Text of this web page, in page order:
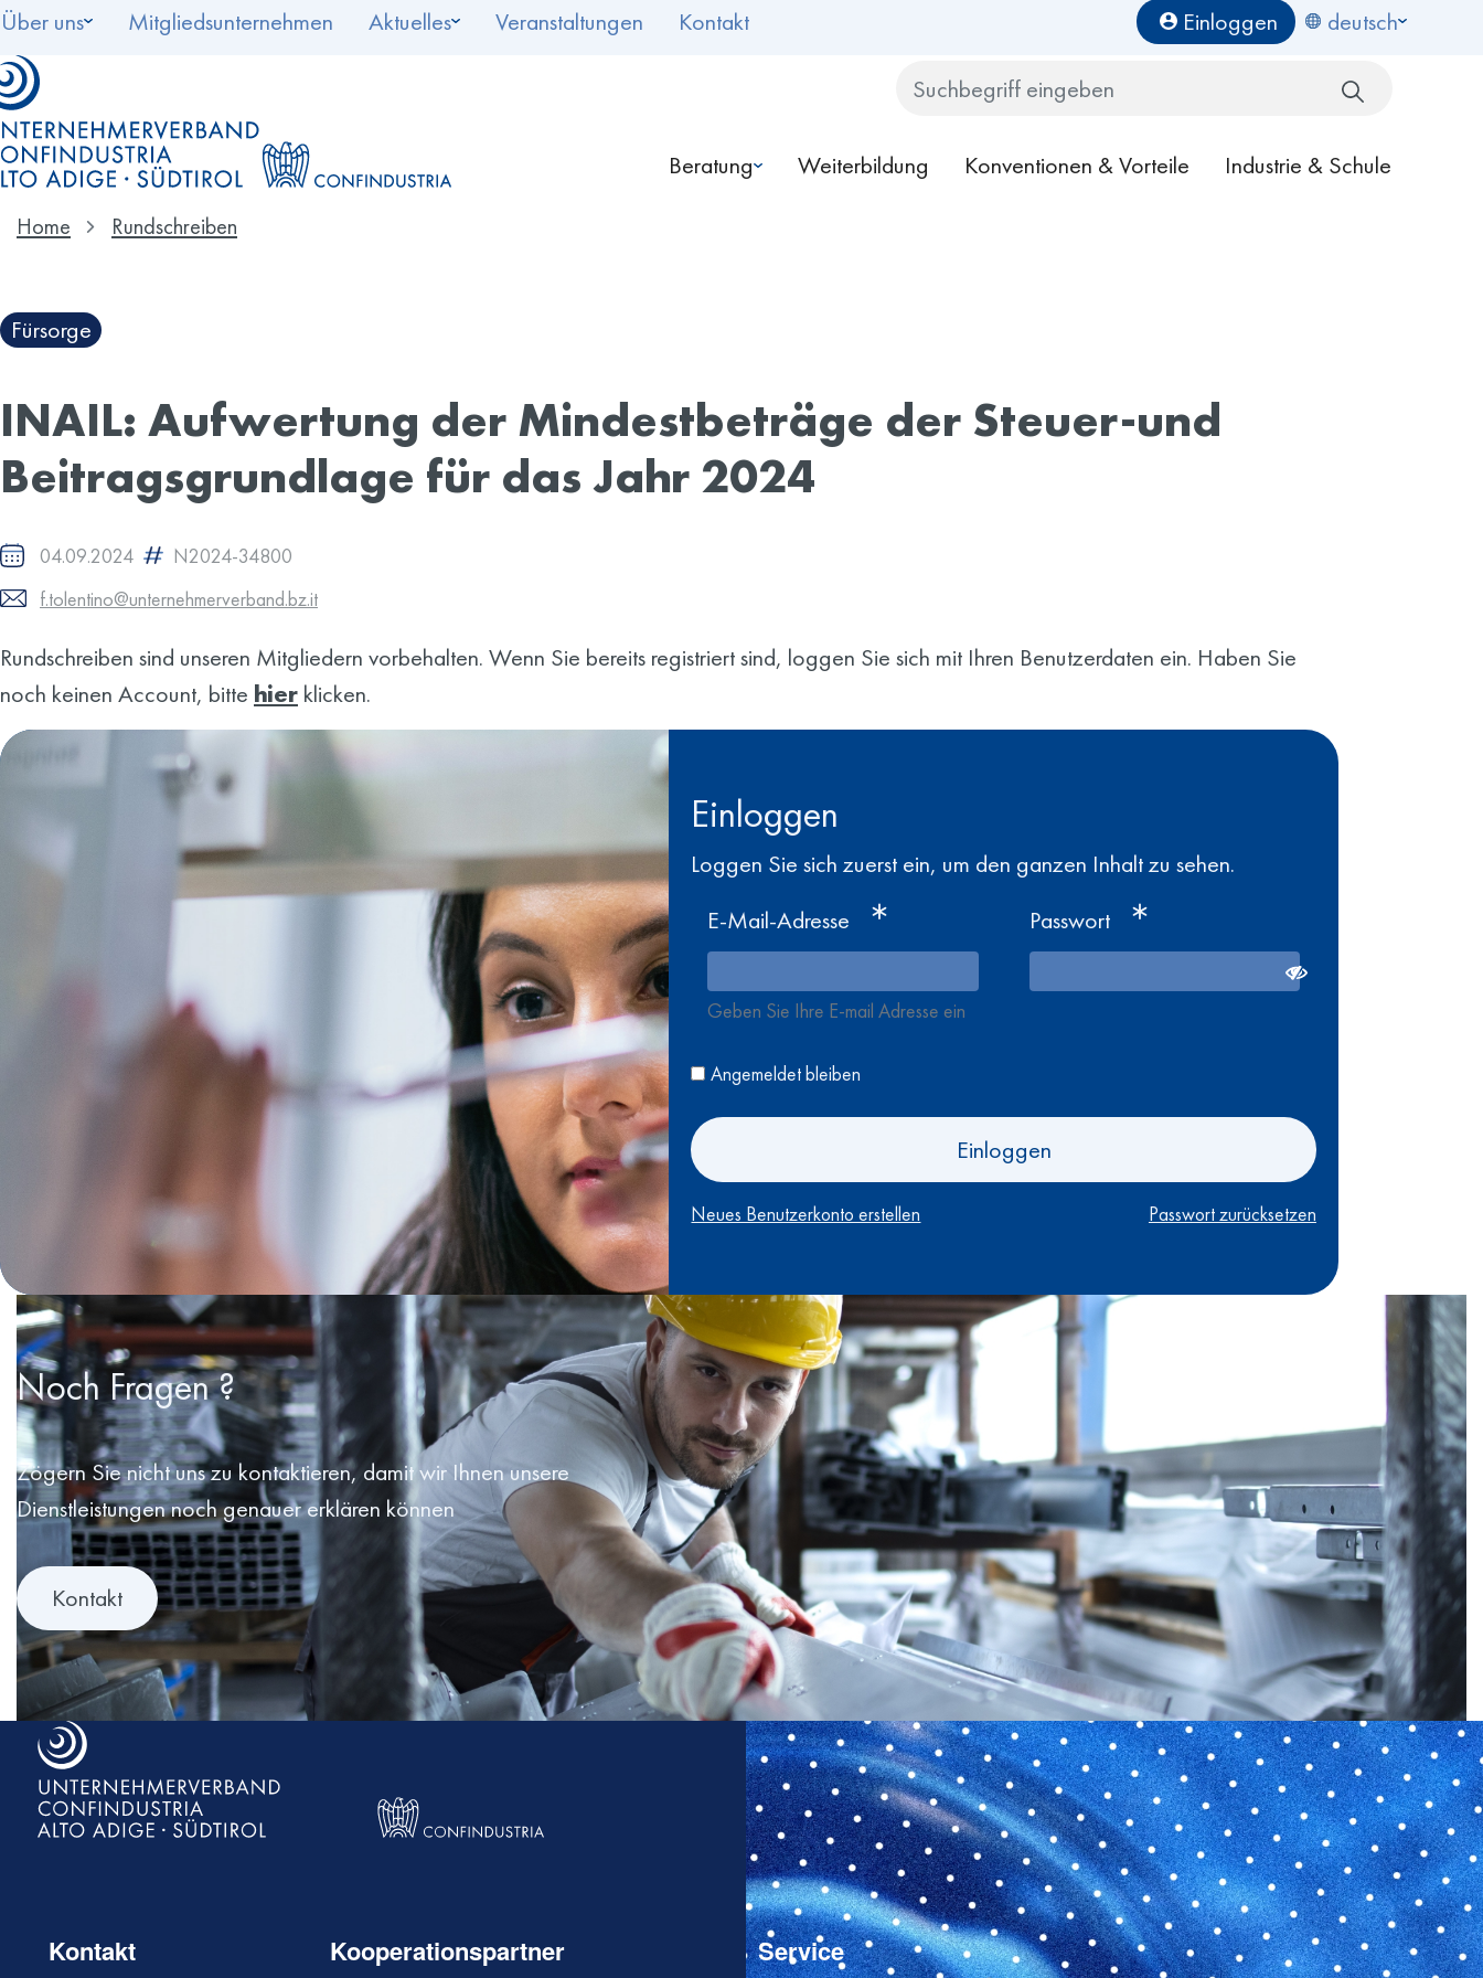
Über uns Mitgliedsunternehmen Aktuelles Veranstaltungen Kontakt Benutzermenü
Einloggen
deutsch
Search
Search
Beratung Weiterbildung Konventionen & Vorteile Industrie & Schule
Home Rundschreiben
Fürsorge
INAIL: Aufwertung der Mindestbeträge der Steuer-und
Beitragsgrundlage für das Jahr 2024
04.09.2024
N2024-34800
f.tolentino@unternehmerverband.bz.it
Rundschreiben sind unseren Mitgliedern vorbehalten. Wenn Sie bereits registriert sind, loggen Sie sich mit Ihren Benutzerdaten ein. Haben Sie
noch keinen Account, bitte hier klicken.
Einloggen
Loggen Sie sich zuerst ein, um den ganzen Inhalt zu sehen.
E-Mail-Adresse
Geben Sie Ihre E-mail Adresse ein
Passwort
Angemeldet bleiben
Einloggen
Neues Benutzerkonto erstellen Passwort zurücksetzen
Noch Fragen ?
Zögern Sie nicht uns zu kontaktieren, damit wir Ihnen unsere
Dienstleistungen noch genauer erklären können
Kontakt
Kontakt Kooperationspartner Service